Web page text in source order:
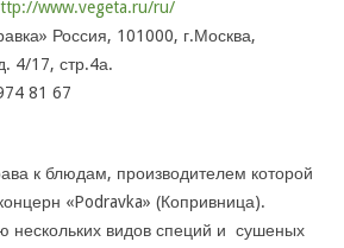
www.vegeta.ru/ru/
Россия, 101000, г.Москва,
4/17, стр.4а.
81 67
к блюдам, производителем которой
«Podravka» (Копривница).
нескольких видов специй и сушеных